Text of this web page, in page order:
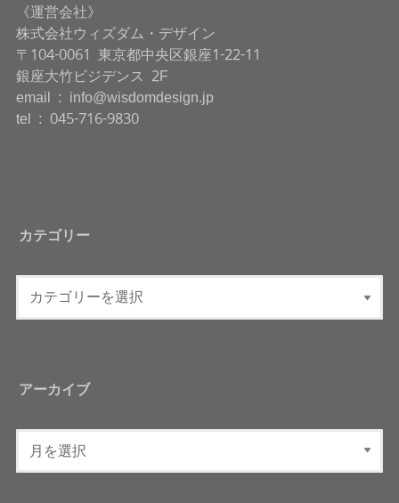
《運営会社》
株式会社ウィズダム・デザイン
〒104-0061 東京都中央区銀座1-22-11
銀座大竹ビジデンス 2F
email : info@wisdomdesign.jp
tel : 045-716-9830
カテゴリー
アーカイブ